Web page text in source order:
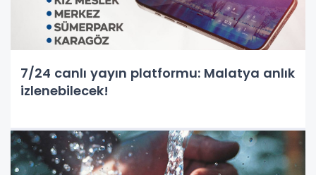
7/24 canlı yayın platformu: Malatya anlık
izlenebilecek!